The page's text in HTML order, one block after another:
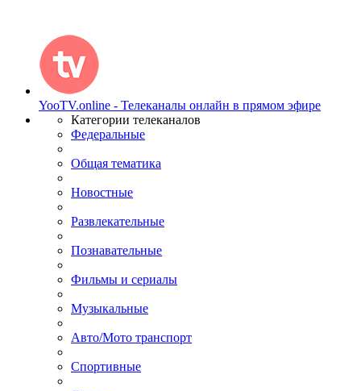
YooTV.online - Телеканалы онлайн в прямом эфире
Категории телеканалов
Федеральные
Общая тематика
Новостные
Развлекательные
Познавательные
Фильмы и сериалы
Музыкальные
Авто/Мото транспорт
Спортивные